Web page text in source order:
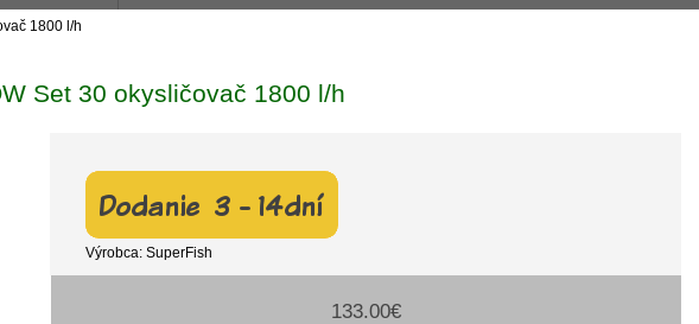
1800 l/h
Set 30 okysličovač 1800 l/h
Výrobca: SuperFish
133.00€